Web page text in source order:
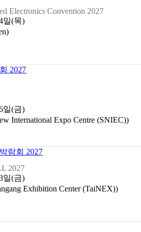
Electronics Convention 2027
일(목)
2027
일(금)
International Expo Centre (SNIEC))
람회 2027
2027
일(금)
Exhibition Center (TaiNEX))